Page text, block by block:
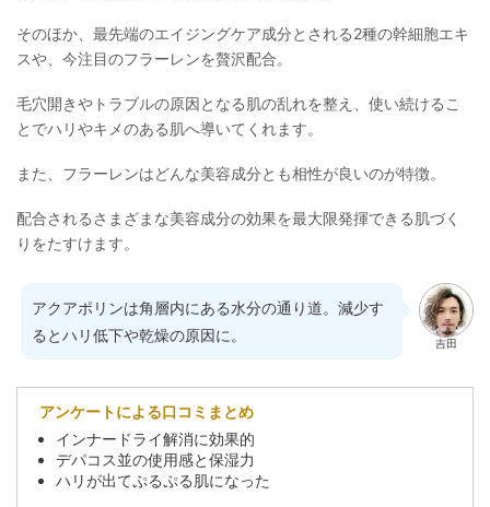
そのほか、最先端のエイジングケア成分とされる2種の幹細胞エキ
スや、今注目のフラーレンを贅沢配合。
毛穴開きやトラブルの原因となる肌の乱れを整え、使い続けるこ
とでハリやキメのある肌へ導いてくれます。
また、フラーレンはどんな美容成分とも相性が良いのが特徴。
配合されるさまざまな美容成分の効果を最大限発揮できる肌づく
りをたすけます。
吉田
アクアポリンは角層内にある水分の通り道。減少す
るとハリ低下や乾燥の原因に。
アンケートによる口コミまとめ
インナードライ解消に効果的
デパコス並の使用感と保湿力
ハリが出てぷるぷる肌になった